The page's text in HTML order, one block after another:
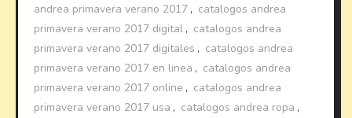
andrea primavera verano 2017 , catalogos andrea
primavera verano 2017 digital , catalogos andrea
primavera verano 2017 digitales , catalogos andrea
primavera verano 2017 en linea , catalogos andrea
primavera verano 2017 online , catalogos andrea
primavera verano 2017 usa , catalogos andrea ropa ,